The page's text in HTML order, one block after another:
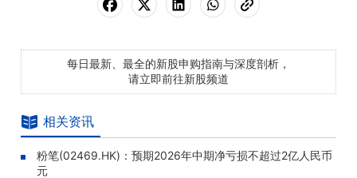
每日最新、最全的新股申购指南与深度剖析，
请立即前往新股频道
相关资讯
粉笔(02469.HK)：预期2026年中期净亏损不超过2亿人民币
元